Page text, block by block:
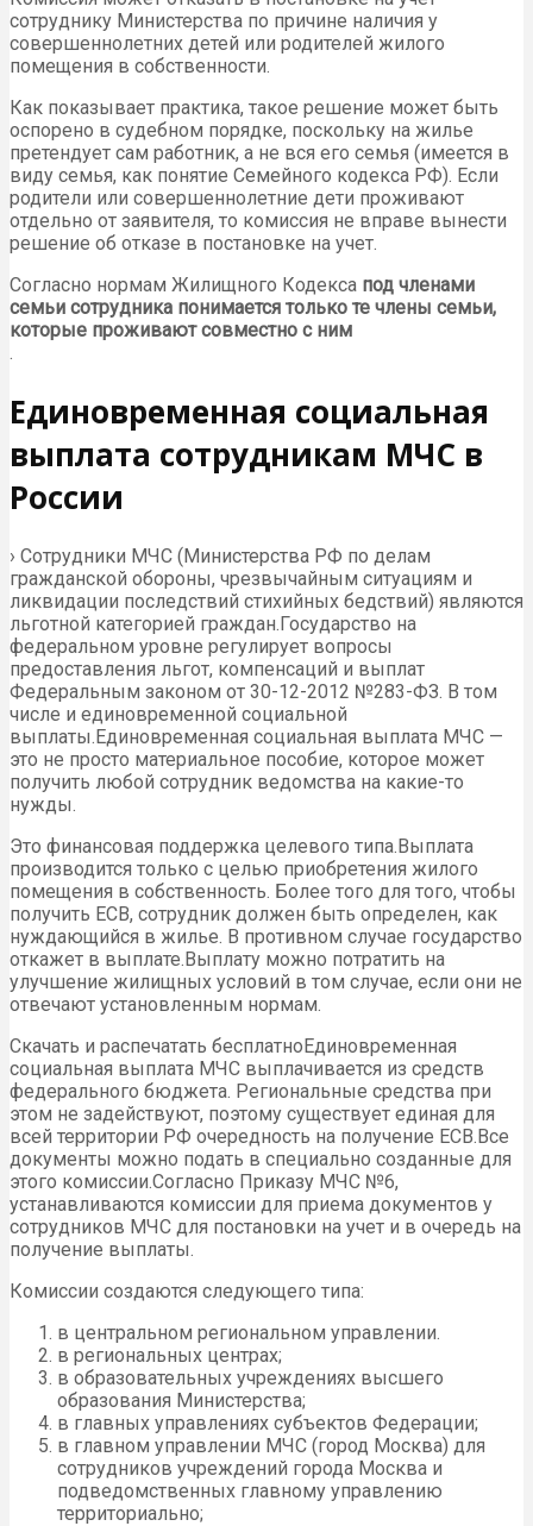
сотруднику Министерства по причине наличия у
совершеннолетних детей или родителей жилого
помещения в собственности.
Как показывает практика, такое решение может быть
оспорено в судебном порядке, поскольку на жилье
претендует сам работник, а не вся его семья (имеется в
виду семья, как понятие Семейного кодекса РФ). Если
родители или совершеннолетние дети проживают
отдельно от заявителя, то комиссия не вправе вынести
решение об отказе в постановке на учет.
Согласно нормам Жилищного Кодекса под членами
семьи сотрудника понимается только те члены семьи,
которые проживают совместно с ним
.
Единовременная социальная
выплата сотрудникам МЧС в
России
› Сотрудники МЧС (Министерства РФ по делам
гражданской обороны, чрезвычайным ситуациям и
ликвидации последствий стихийных бедствий) являются
льготной категорией граждан.Государство на
федеральном уровне регулирует вопросы
предоставления льгот, компенсаций и выплат
Федеральным законом от 30-12-2012 №283-ФЗ. В том
числе и единовременной социальной
выплаты.Единовременная социальная выплата МЧС —
это не просто материальное пособие, которое может
получить любой сотрудник ведомства на какие-то
нужды.
Это финансовая поддержка целевого типа.Выплата
производится только с целью приобретения жилого
помещения в собственность. Более того для того, чтобы
получить ЕСВ, сотрудник должен быть определен, как
нуждающийся в жилье. В противном случае государство
откажет в выплате.Выплату можно потратить на
улучшение жилищных условий в том случае, если они не
отвечают установленным нормам.
Скачать и распечатать бесплатноЕдиновременная
социальная выплата МЧС выплачивается из средств
федерального бюджета. Региональные средства при
этом не задействуют, поэтому существует единая для
всей территории РФ очередность на получение ЕСВ.Все
документы можно подать в специально созданные для
этого комиссии.Согласно Приказу МЧС №6,
устанавливаются комиссии для приема документов у
сотрудников МЧС для постановки на учет и в очередь на
получение выплаты.
Комиссии создаются следующего типа:
в центральном региональном управлении.
в региональных центрах;
в образовательных учреждениях высшего
образования Министерства;
в главных управлениях субъектов Федерации;
в главном управлении МЧС (город Москва) для
сотрудников учреждений города Москва и
подведомственных главному управлению
территориально;